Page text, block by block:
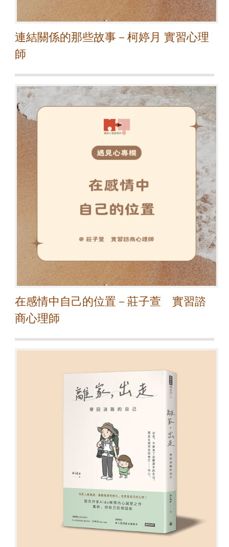
連結關係的那些故事－柯婷月 實習心理
師
在感情中自己的位置－莊子萱 實習諮
商心理師